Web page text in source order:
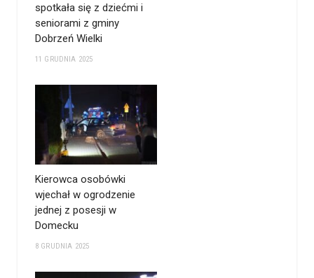
spotkała się z dziećmi i
seniorami z gminy
Dobrzeń Wielki
11 GRUDNIA 2025
Kierowca osobówki
wjechał w ogrodzenie
jednej z posesji w
Domecku
8 GRUDNIA 2025